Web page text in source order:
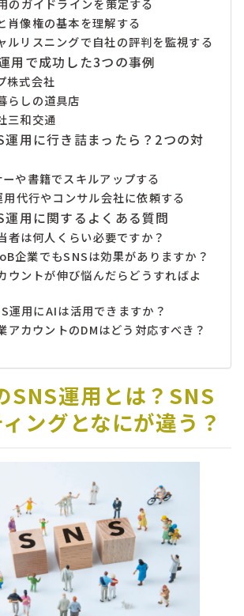
肖像権の基本を理解する
ルリスニングで自社の評判を監視する
用で成功した3つの事例
株式会社
らしの道具店
三和交通
用に行き詰まったら？2つの対
や書籍でスキルアップする
代行やコンサル会社に依頼する
用に関するよくある質問
は何人くらい必要ですか？
企業でもSNSは効果がありますか？
ウントが伸び悩んだらどうすればよ
運用にAIは活用できますか？
カウントのDMはどう対応すべき？
SNS運用とは？SNS
ングとなにが違う？